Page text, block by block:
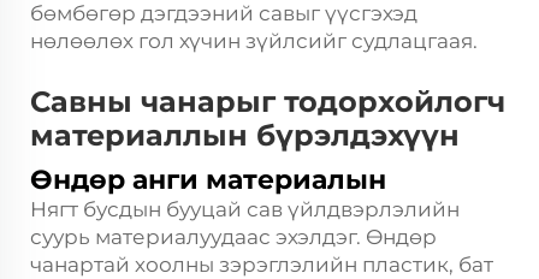
бөмбөгөр дэгдээний савыг үүсгэхэд
нөлөөлөх гол хүчин зүйлсийг судлацгаая.
Савны чанарыг тодорхойлогч
материаллын бүрэлдэхүүн
Өндөр анги материалын
Нягт бусдын бууцай сав үйлдвэрлэлийн
суурь материалуудаас эхэлдэг. Өндөр
чанартай хоолны зэрэглэлийн пластик, бат